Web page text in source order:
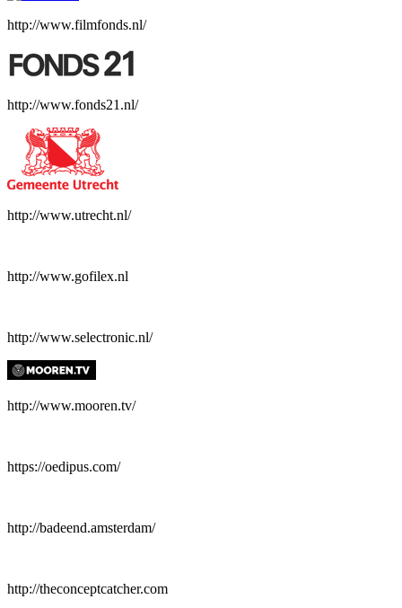
http://www.filmfonds.nl/
http://www.fonds21.nl/
http://www.utrecht.nl/
http://www.gofilex.nl
http://www.selectronic.nl/
http://www.mooren.tv/
https://oedipus.com/
http://badeend.amsterdam/
http://theconceptcatcher.com